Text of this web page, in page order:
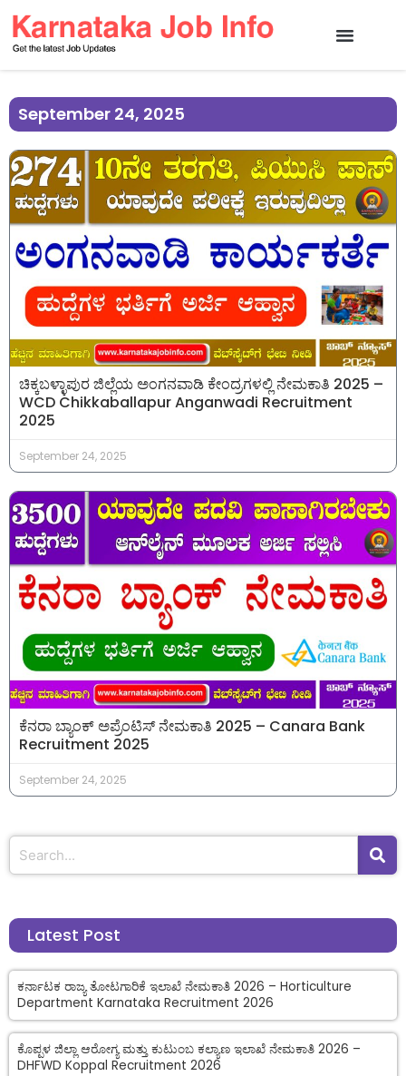
September 24, 2025
ಚಿಕ್ಕಬಳ್ಳಾಪುರ ಜಿಲ್ಲೆಯ ಅಂಗನವಾಡಿ ಕೇಂದ್ರಗಳಲ್ಲಿ ನೇಮಕಾತಿ 2025 –
WCD Chikkaballapur Anganwadi Recruitment
2025
September 24, 2025
ಕೆನರಾ ಬ್ಯಾಂಕ್ ಅಪ್ರೆಂಟಿಸ್ ನೇಮಕಾತಿ 2025 – Canara Bank
Recruitment 2025
September 24, 2025
Latest Post
ಕರ್ನಾಟಕ ರಾಜ್ಯ ತೋಟಗಾರಿಕೆ ಇಲಾಖೆ ನೇಮಕಾತಿ 2026 – Horticulture
Department Karnataka Recruitment 2026
ಕೊಪ್ಪಳ ಜಿಲ್ಲಾ ಆರೋಗ್ಯ ಮತ್ತು ಕುಟುಂಬ ಕಲ್ಯಾಣ ಇಲಾಖೆ ನೇಮಕಾತಿ 2026 –
DHFWD Koppal Recruitment 2026